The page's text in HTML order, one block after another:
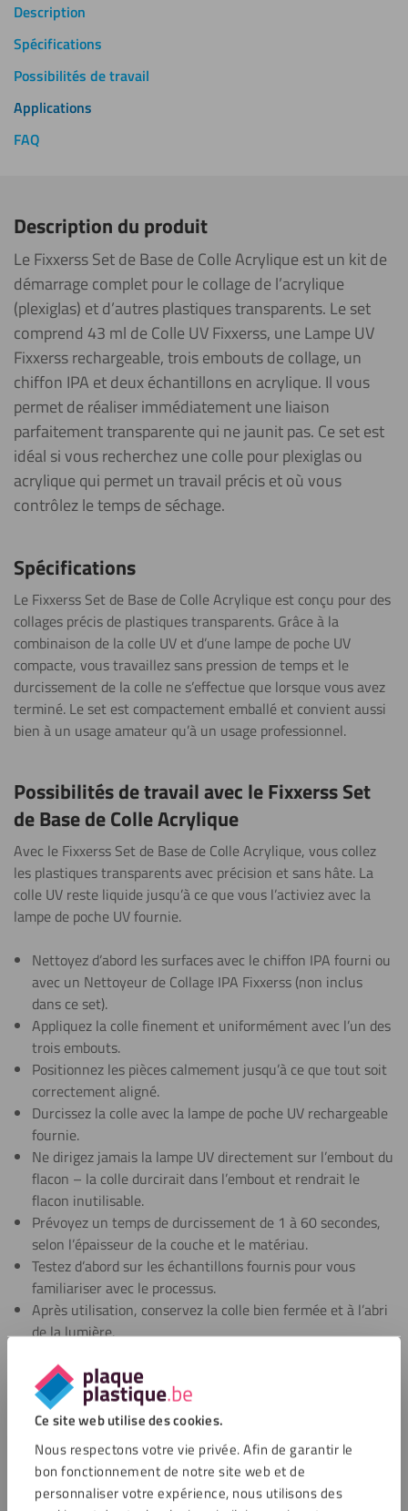
Ce site web utilise des cookies.
Nous respectons votre vie privée. Afin de garantir le
bon fonctionnement de notre site web et de
personnaliser votre expérience, nous utilisons des
Description
Spécifications
Possibilités de travail
Applications
FAQ
Description du produit
Le Fixxerss Set de Base de Colle Acrylique est un kit de
démarrage complet pour le collage de l’acrylique
(plexiglas) et d’autres plastiques transparents. Le set
comprend 43 ml de Colle UV Fixxerss, une Lampe UV
Fixxerss rechargeable, trois embouts de collage, un
chiffon IPA et deux échantillons en acrylique. Il vous
permet de réaliser immédiatement une liaison
parfaitement transparente qui ne jaunit pas. Ce set est
idéal si vous recherchez une colle pour plexiglas ou
acrylique qui permet un travail précis et où vous
contrôlez le temps de séchage.
Spécifications
Le Fixxerss Set de Base de Colle Acrylique est conçu pour des
collages précis de plastiques transparents. Grâce à la
combinaison de la colle UV et d’une lampe de poche UV
compacte, vous travaillez sans pression de temps et le
durcissement de la colle ne s’effectue que lorsque vous avez
terminé. Le set est compactement emballé et convient aussi
bien à un usage amateur qu’à un usage professionnel.
Possibilités de travail avec le Fixxerss Set
de Base de Colle Acrylique
Avec le Fixxerss Set de Base de Colle Acrylique, vous collez
les plastiques transparents avec précision et sans hâte. La
colle UV reste liquide jusqu’à ce que vous l’activiez avec la
lampe de poche UV fournie.
Nettoyez d’abord les surfaces avec le chiffon IPA fourni ou
avec un Nettoyeur de Collage IPA Fixxerss (non inclus
dans ce set).
Appliquez la colle finement et uniformément avec l’un des
trois embouts.
Positionnez les pièces calmement jusqu’à ce que tout soit
correctement aligné.
Durcissez la colle avec la lampe de poche UV rechargeable
fournie.
Ne dirigez jamais la lampe UV directement sur l’embout du
flacon – la colle durcirait dans l’embout et rendrait le
flacon inutilisable.
Prévoyez un temps de durcissement de 1 à 60 secondes,
selon l’épaisseur de la couche et le matériau.
Testez d’abord sur les échantillons fournis pour vous
familiariser avec le processus.
Après utilisation, conservez la colle bien fermée et à l’abri
de la lumière.
Applications du Fixxerss Set de Base de
Colle Acrylique
Le Fixxerss Set de Base de Colle Acrylique convient pour des
collages parfaitement transparents d’acrylique, de plexiglas
et d’autres plastiques transparents. Cette colle pour plexiglas